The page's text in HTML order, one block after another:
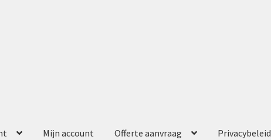
Mijn account Offerte aanvraag Privacybeleid